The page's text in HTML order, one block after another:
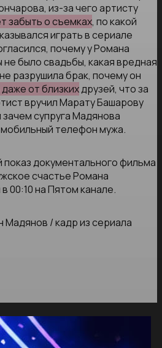
из-за чего артисту
забыть о съемках, по какой
играть в сериале
почему у Романа
было свадьбы, какая вредная
разрушила брак, почему он
от близкихдрузей, что за
вручил Марату Башарову
супруга Мадянова
телефон мужа.
документального фильма
счастье Романа
00:10 на Пятом канале.
/ кадр из сериала